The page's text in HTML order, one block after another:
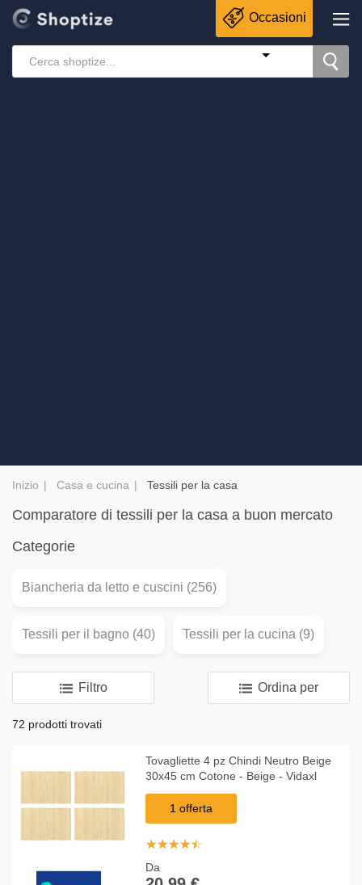
Occasioni
Inizio Casa e cucina Tessili per la casa
Comparatore di tessili per la casa a buon mercato
Categorie
Biancheria da letto e cuscini (256)
Tessili per il bagno (40) Tessili per la cucina (9)
Filtro Ordina per
72 prodotti trovati
Tovagliette 4 pz Chindi Neutro Beige
30x45 cm Cotone - Beige - Vidaxl
1 offerta
☆☆☆☆☆
★★★★★
Da